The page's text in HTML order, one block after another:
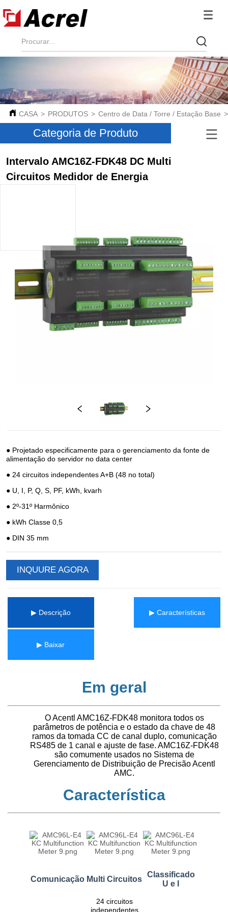
CASA > PRODUTOS > Centro de Data / Torre / Estação Base >
Categoria de Produto
Intervalo AMC16Z-FDK48 DC Multi
Circuitos Medidor de Energia
INQUURE AGORA
▶ Descrição ▶ Características
▶ Baixar